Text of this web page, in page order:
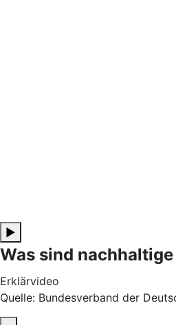
▶
Was sind
Erklärvideo
Quelle: Bundesverband der